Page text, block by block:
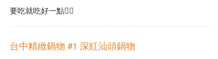
要吃就吃好一點👇🏻
台中精緻鍋物 #1 深紅汕頭鍋物